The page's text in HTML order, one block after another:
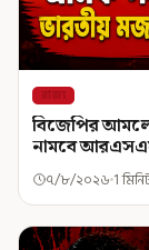
রাজ্য
বিজেপির
নামবে
৭/৮/২০২৬ 1